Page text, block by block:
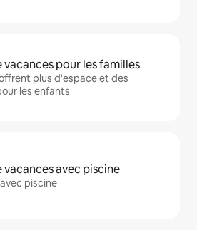
pour les familles
plus d'espace et des
les enfants
avec piscine
piscine